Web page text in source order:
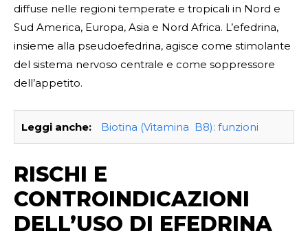
diffuse nelle regioni temperate e tropicali in Nord e
Sud America, Europa, Asia e Nord Africa. L’efedrina,
insieme alla pseudoefedrina, agisce come stimolante
del sistema nervoso centrale e come soppressore
dell’appetito.
Leggi anche: Biotina (Vitamina B8): funzioni
RISCHI E
CONTROINDICAZIONI
DELL’USO DI EFEDRINA